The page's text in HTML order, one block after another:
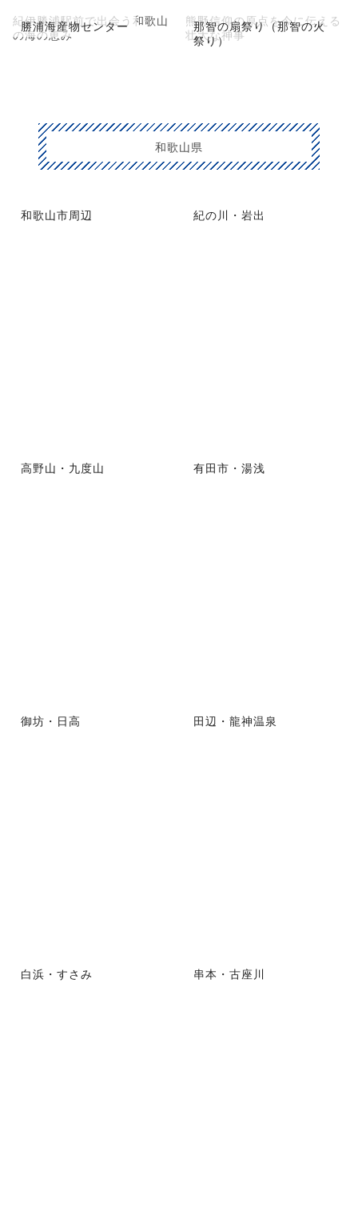
勝浦海産物センター
紀伊勝浦駅前で出会う和歌山
の海の恵み
那智の扇祭り（那智の火
祭り）
熊野信仰の原点を今に伝える
壮大な神事
和歌山県
和歌山市周辺 紀の川・岩出
高野山・九度山 有田市・湯浅
御坊・日高 田辺・龍神温泉
白浜・すさみ 串本・古座川